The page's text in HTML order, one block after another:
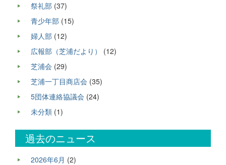
祭礼部 (37)
青少年部 (15)
婦人部 (12)
広報部（芝浦だより）
(12)
芝浦会 (29)
芝浦一丁目商店会 (35)
5団体連絡協議会 (24)
未分類 (1)
過去のニュース
2026年6月 (2)